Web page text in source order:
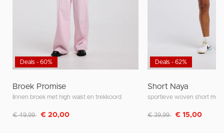
Deals - 60%
Broek Promise
linnen broek met high waist en trekkoord
Afgeprijsd van
€ 49,99 naar
€ 20,00
Deals - 62%
Short Naya
Afgeprijsd van
€ 39,99 naar
€ 15,00